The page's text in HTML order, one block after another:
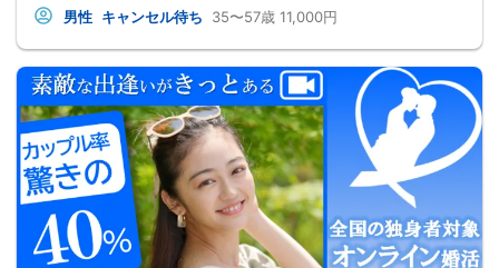
男性 キャンセル待ち 35〜57歳 11,000円